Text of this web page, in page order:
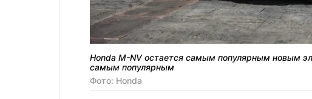
Honda M-NV остается самым популярным новым
самым популярным
Фото: Honda